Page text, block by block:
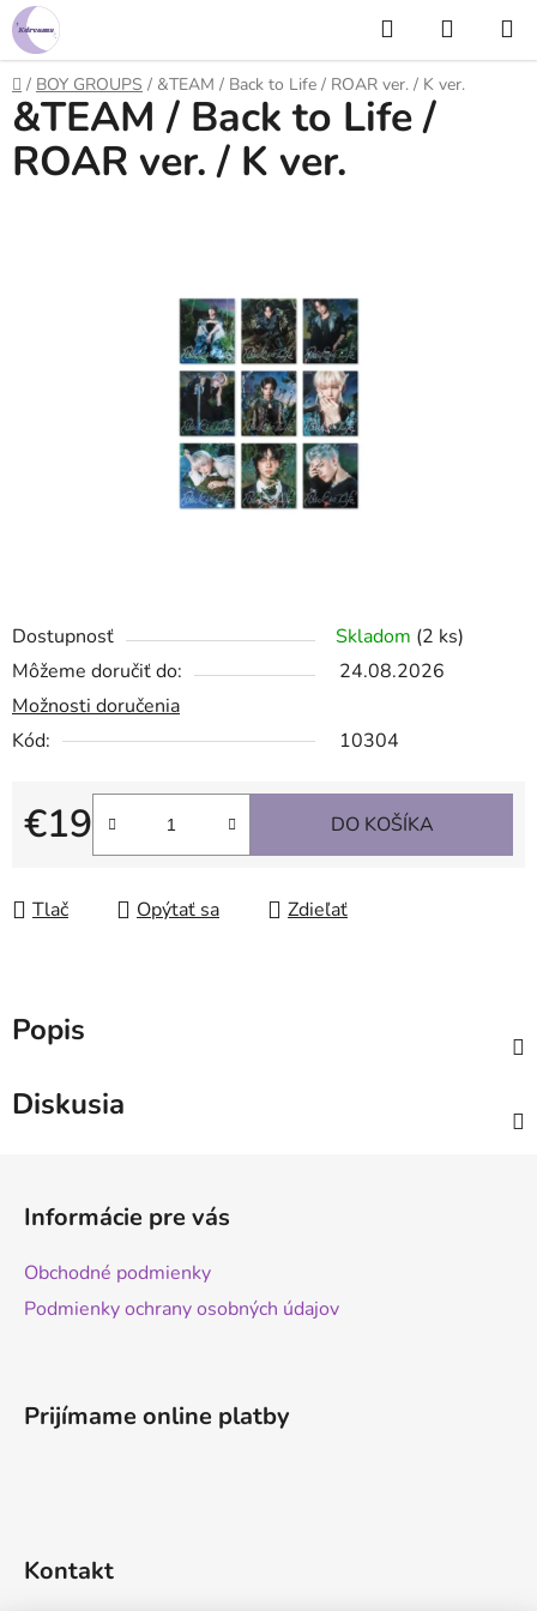
Prejsť
na
obsah
Hľadať
KOŠÍK
Domov
/ BOY GROUPS / &TEAM / Back to Life / ROAR ver. / K ver.
Dostupnosť Skladom (2 ks)
Môžeme doručiť do:
24.08.2026
Možnosti doručenia
Kód:
10304
€19
Jednotková cena:
DO KOŠÍKA
Tlač Opýtať sa Zdieľať
&TEAM / Back to Life /
ROAR ver. / K ver.
Popis
Diskusia
Informácie pre vás
Obchodné podmienky
Podmienky ochrany osobných údajov
Prijímame online platby
Kontakt